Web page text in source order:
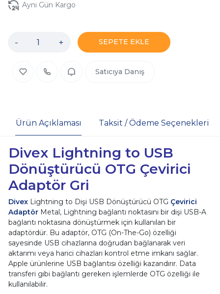
Aynı Gün Kargo
- + SEPETE EKLE
Satıcıya Danış
Ürün Açıklaması Taksit / Ödeme Seçenekleri
Divex Lightning to USB
Dönüştürücü OTG Çevirici
Adaptör Gri
DivexLightning to Dişi USB Dönüştürücü OTG Çevirici
AdaptörMetal, Lightning bağlantı noktasını bir dişi USB-A
bağlantı noktasına dönüştürmek için kullanılan bir
adaptördür. Bu adaptör, OTG (On-The-Go) özelliği
sayesinde USB cihazlarına doğrudan bağlanarak veri
aktarımı veya harici cihazları kontrol etme imkanı sağlar.
Apple ürünlerine USB bağlantısı özelliği kazandırır. Data
transferi gibi bağlantı gereken işlemlerde OTG özelliği ile
kullanılabilir.